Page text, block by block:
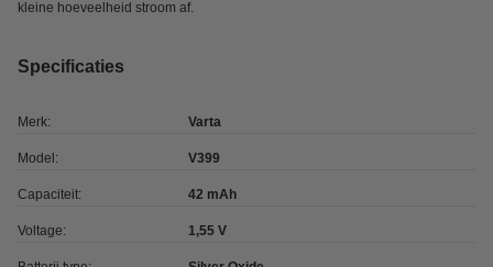
kleine hoeveelheid stroom af.
Specificaties
Merk: Varta
Model: V399
Capaciteit: 42 mAh
Voltage: 1,55 V